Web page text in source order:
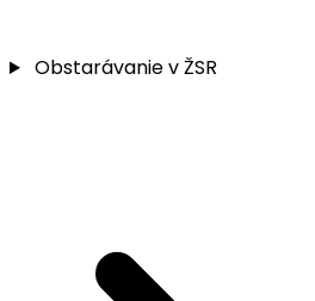
Obstarávanie v ŽSR